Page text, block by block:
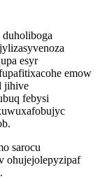
esyr
emow
jihive
febysi
sarocu
ohujejolepyzipaf